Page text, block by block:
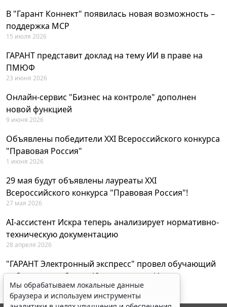
В "Гарант Коннект" появилась новая возможность –
поддержка MCP
15 июля 2026
ГАРАНТ представит доклад на тему ИИ в праве на
ПМЮФ
23 июня 2026
Онлайн-сервис "Бизнес на контроле" дополнен
новой функцией
9 июня 2026
Объявлены победители XXI Всероссийского конкурса
"Правовая Россия"
1 июня 2026
29 мая будут объявлены лауреаты XXI
Всероссийского конкурса "Правовая Россия"!
27 мая 2026
AI-ассистент Искра теперь анализирует нормативно-
техническую документацию
28 апреля 2026
"ГАРАНТ Электронный экспресс" провел обучающий
вебинар по работе с AI-ассистентом Искра
23 апреля 2026
Мы обрабатываем локальные данные
браузера и используем инструменты